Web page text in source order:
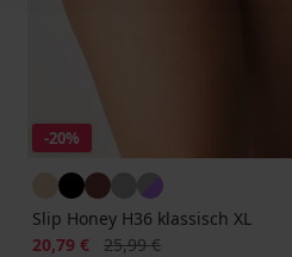
-20%
Slip Honey H36 klassisch XL
Rabatt
20,79 € Alter Preis
25,99 €